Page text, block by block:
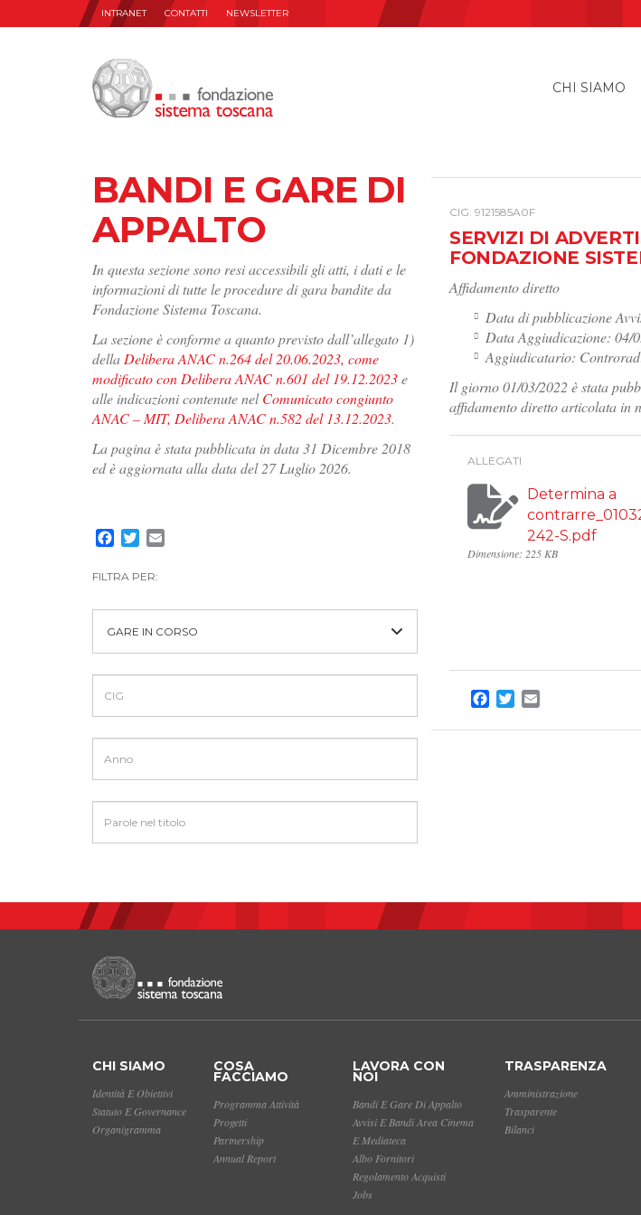
INTRANET CONTATTI NEWSLETTER
CHI SIAMO
BANDI E GARE DI
APPALTO
In questa sezione sono resi accessibili gli atti, i dati e le
informazioni di tutte le procedure di gara bandite da
Fondazione Sistema Toscana.
La sezione è conforme a quanto previsto dall’allegato 1)
della Delibera ANAC n.264 del 20.06.2023, come
modificato con Delibera ANAC n.601 del 19.12.2023e
alle indicazioni contenute nelComunicato congiunto
ANAC – MIT, Delibera ANAC n.582 del 13.12.2023.
La pagina è stata pubblicata in data 31 Dicembre 2018
ed è aggiornata alla data del 27 Luglio 2026.
Facebook
Twitter
FILTRA PER:
GARE IN CORSO
CIG: 9121585A0F
SERVIZI DI
FONDAZIONE
Affidamento diretto
Data di pubblicazione
Data Aggiudicazione: 04/
Aggiudicatario:
Il giorno 01/03/2022 è stata
affidamento diretto articolata in
ALLEGATI
Determina a
242-S.pdf
Dimensione: 225 KB
Facebook
Twitter
CHI SIAMO
Identità E Obiettivi
Statuto E Governance
Organigramma
COSA
FACCIAMO
Programma Attività
Progetti
Partnership
Annual Report
LAVORA CON
NOI
Bandi E Gare Di Appalto
Avvisi E Bandi Area Cinema
E Mediateca
Albo Fornitori
Regolamento Acquisti
Jobs
TRASPARENZA
Amministrazione
Trasparente
Bilanci